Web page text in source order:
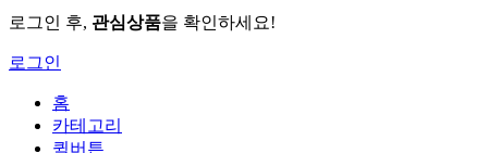
로그인 후, 관심상품을 확인하세요!
로그인
홈
카테고리
퀵버튼